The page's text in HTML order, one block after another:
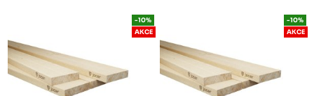
-10%
AKCE
-10%
AKCE